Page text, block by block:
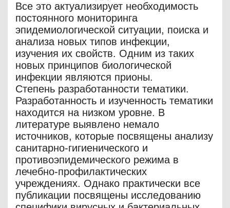
Все это актуализирует необходимость
постоянного мониторинга
эпидемиологической ситуации, поиска и
анализа новых типов инфекции,
изучения их свойств. Одним из таких
новых принципов биологической
инфекции являются прионы.
Степень разработанности тематики.
Разработанность и изученность тематики
находится на низком уровне. В
литературе выявлено немало
источников, которые посвящены анализу
санитарно-гигиенического и
противоэпидемического режима в
лечебно-профилактических
учреждениях. Однако практически все
публикации посвящены исследованию